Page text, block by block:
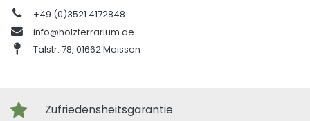
+49 (0)3521 4172848
info@holzterrarium.de
Talstr. 78, 01662 Meissen
Zufriedensheitsgarantie